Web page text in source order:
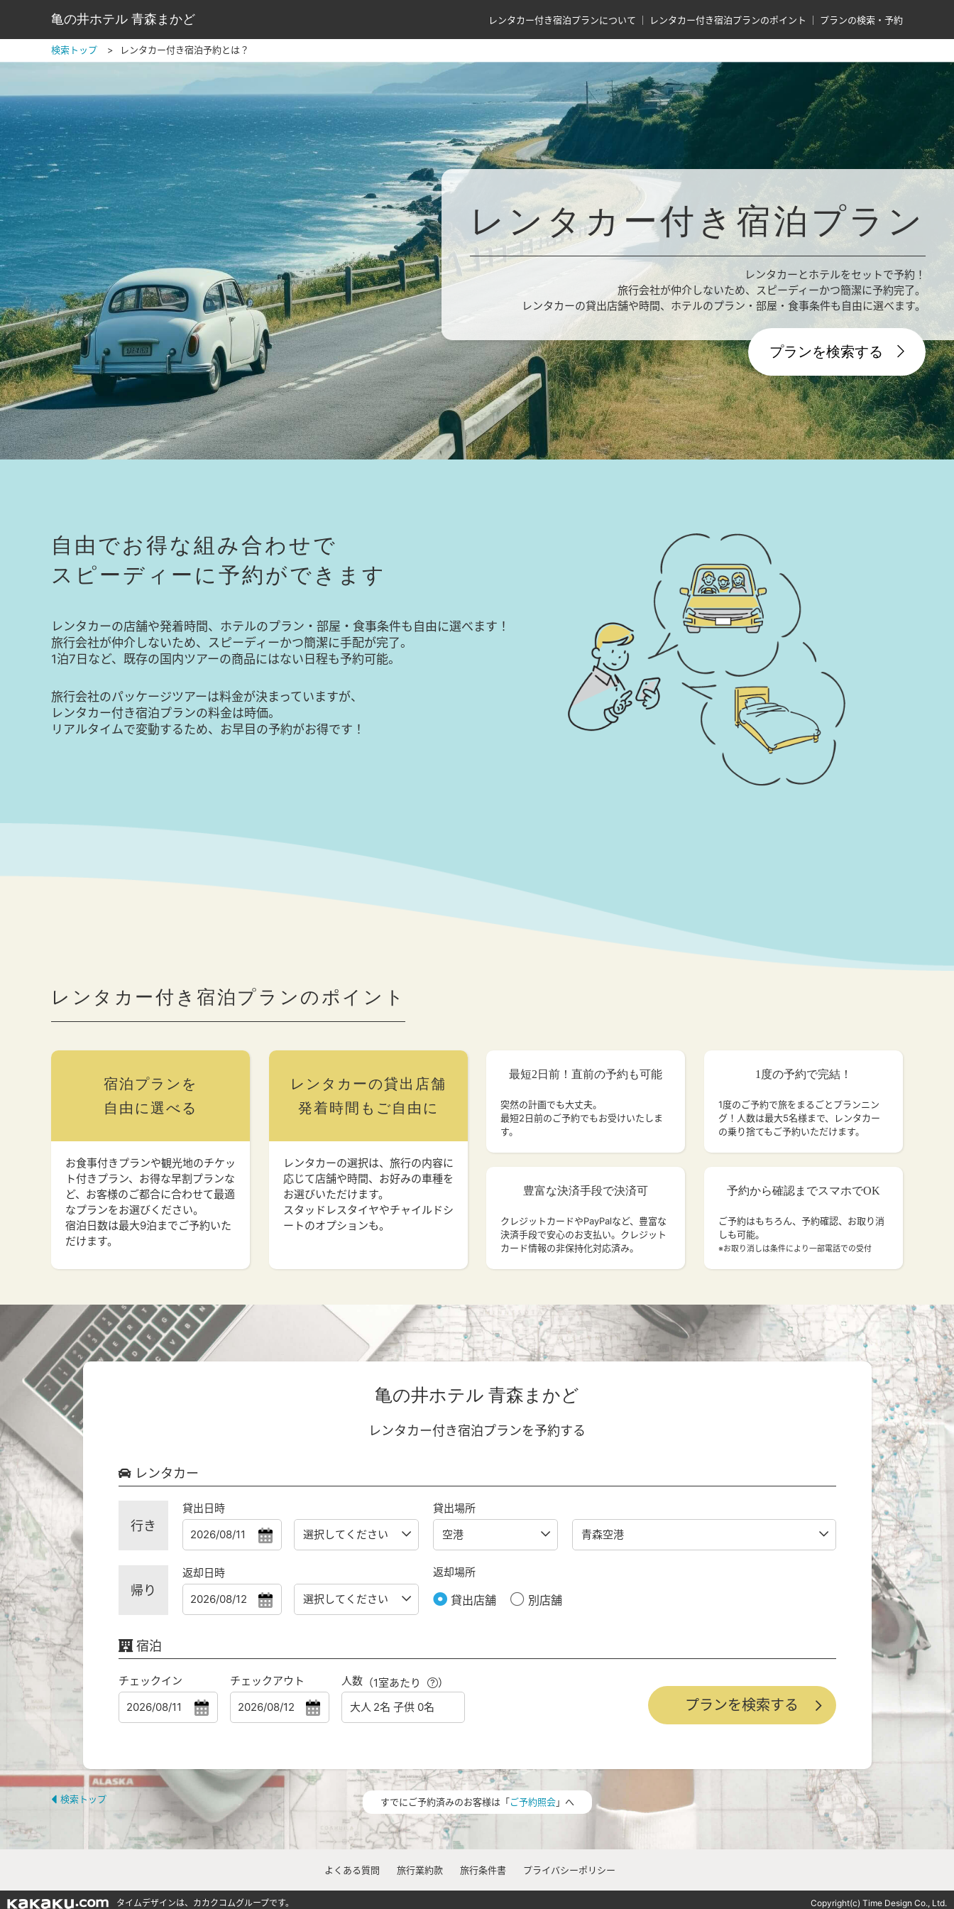
亀の井ホテル 青森まかど レンタカー付き宿泊プランについて レンタカー付き宿泊プランのポイント プランの検索・予約
検索トップ レンタカー付き宿泊予約とは？
レンタカー付き宿泊プラン
レンタカーとホテルをセットで予約！
旅行会社が仲介しないため、スピーディーかつ簡潔に予約完了。
レンタカーの貸出店舗や時間、ホテルのプラン・部屋・食事条件も自由に選べます。
プランを検索する
自由でお得な組み合わせで
スピーディーに予約ができます
レンタカーの店舗や発着時間、ホテルのプラン・部屋・食事条件も自由に選べます！
旅行会社が仲介しないため、スピーディーかつ簡潔に手配が完了。
1泊7日など、既存の国内ツアーの商品にはない日程も予約可能。
旅行会社のパッケージツアーは料金が決まっていますが、
レンタカー付き宿泊プランの料金は時価。
リアルタイムで変動するため、お早目の予約がお得です！
レンタカー付き宿泊プランのポイント
宿泊プランを
自由に選べる
お食事付きプランや観光地のチケッ
ト付きプラン、お得な早割プランな
ど、お客様のご都合に合わせて最適
なプランをお選びください。
宿泊日数は最大9泊までご予約いた
だけます。
レンタカーの貸出店舗
発着時間もご自由に
レンタカーの選択は、旅行の内容に
応じて店舗や時間、お好みの車種を
お選びいただけます。
スタッドレスタイヤやチャイルドシ
ートのオプションも。
最短2日前！直前の予約も可能
突然の計画でも大丈夫。
最短2日前のご予約でもお受けいたしま
す。
豊富な決済手段で決済可
クレジットカードやPayPalなど、豊富な
決済手段で安心のお支払い。クレジット
カード情報の非保持化対応済み。
1度の予約で完結！
1度のご予約で旅をまるごとプランニン
グ！人数は最大5名様まで、レンタカー
の乗り捨てもご予約いただけます。
予約から確認までスマホでOK
ご予約はもちろん、予約確認、お取り消
しも可能。
※お取り消しは条件により一部電話での受付
亀の井ホテル 青森まかど
レンタカー付き宿泊プランを予約する
レンタカー
行き
貸出日時 貸出場所
帰り
返却日時 返却場所
貸出店舗 別店舗
宿泊
チェックイン チェックアウト 人数（1室あたり ）
検索トップ すでにご予約済みのお客様は「ご予約照会」へ
よくある質問 旅行業約款 旅行条件書 プライバシーポリシー
タイムデザインは、カカクコムグループです。 Copyright(c) Time Design Co., Ltd.